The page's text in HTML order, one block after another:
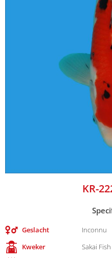
KR-
Geslacht
Inconnu
Kweker
Sakai